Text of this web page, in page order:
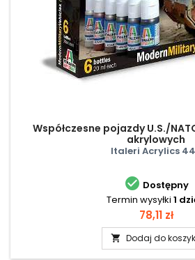
Współczesne pojazdy U.S./
akrylowych
Italeri Acrylics
 Dostępny
Termin wysyłki 1
Cena
78,11 zł
 Dodaj do